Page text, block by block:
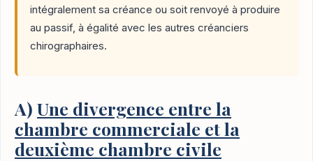
intégralement sa créance ou soit renvoyé à produire
au passif, à égalité avec les autres créanciers
chirographaires.
A) Une divergence entre la
chambre commerciale et la
deuxième chambre civile